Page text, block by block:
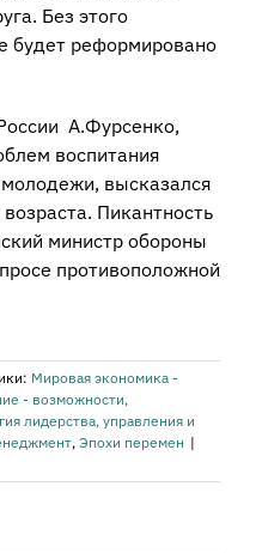
Без этого
будет реформировано
А.Фурсенко,
воспитания
высказался
Пикантность
министр обороны
противоположной
Мировая экономика -
- возможности,
лидерства, управления и
, Эпохи перемен |